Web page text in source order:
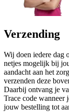
Verzending
Wij doen iedere dag
netjes mogelijk bij
aandacht aan het
verzenden deze
Daarbij ontvang je
Trace code wanneer
jouw bestelling tot